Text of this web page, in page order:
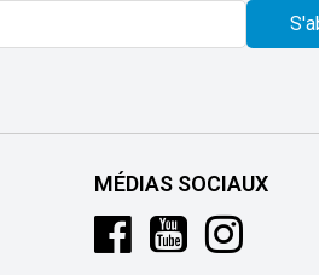
MÉDIAS SOCIAUX